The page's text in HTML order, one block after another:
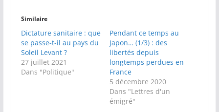
Similaire
Dictature sanitaire : que
se passe-t-il au pays du
Soleil Levant ?
27 juillet 2021
Dans "Politique"
Pendant ce temps au
Japon… (1/3) : des
libertés depuis
longtemps perdues en
France
5 décembre 2020
Dans "Lettres d'un
émigré"